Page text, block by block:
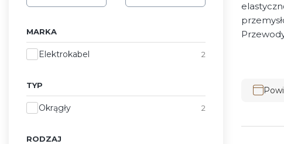
MARKA
MarkaElektrokabel 2
TYP
TypOkrągły 2
RODZAJ